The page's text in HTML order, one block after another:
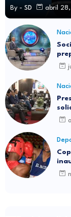
By - SD abril
de